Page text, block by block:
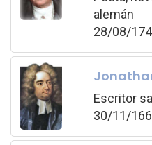
alemán
28/08/
Escritor
30/11/